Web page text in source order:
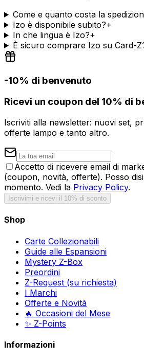
Come e quanto costa la
Izo è disponibile subito?+
In che lingua è Izo?+
È sicuro comprare Izo su Card-
-10% di benvenuto
Ricevi un coupon del 10% di
Iscriviti alla newsletter: nuovi set,
offerte lampo e tanto altro.
Accetto di ricevere email di
(coupon, novità, offerte). Posso
momento. Vedi la Privacy Policy.
Iscrivimi e ricevi il 10% di sconto
Shop
Carte Collezionabili
Guide alle Espansioni
Mystery Z-Box
Preordini
Z-Request (su richiesta)
I Marchi
Offerte e Novità
🔥 Occasioni del Mese
✨ Z-Points
Informazioni